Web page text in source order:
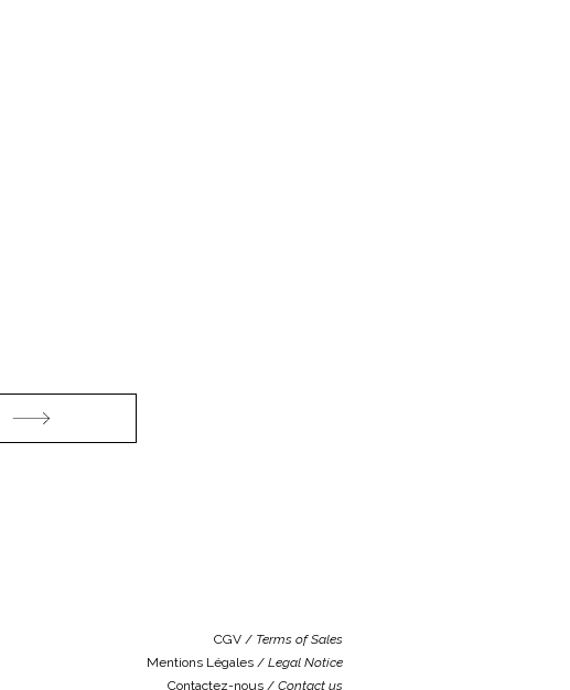
CGV / Terms of Sales
Mentions Légales / Legal Notice
Contactez-nous / Contact us